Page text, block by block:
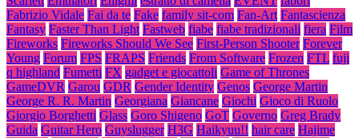
Fabrizio Vidale Fai da te Fake family sit-com Fan-Art Fantascienza
Fantasy Faster Than Light Fastweb fiabe fiabe tradizionali fiera Film
Fireworks Fireworks Should We See First-Person Shooter Forever
Young Forum FPS FRAPS Friends From Software Frozen FTL fuji
q highland Fumetti FX gadget e giocattoli Game of Thrones
GameDVR Garou GDR Gender Identity Genos George Martin
George R. R. Martin Georgiana Giancane Giochi Gioco di Ruolo
Giorgio Borghetti Glass Goro Shigeno GoT Governo Greg Brady
Guida Guitar Hero Guyslugger H3G Haikyuu!! hair care Hajime